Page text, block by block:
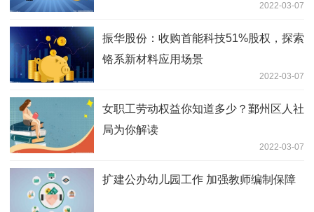
2022-03-07
振华股份：收购首能科技51%股权，探索
铬系新材料应用场景
2022-03-07
女职工劳动权益你知道多少？鄞州区人社
局为你解读
2022-03-07
扩建公办幼儿园工作 加强教师编制保障